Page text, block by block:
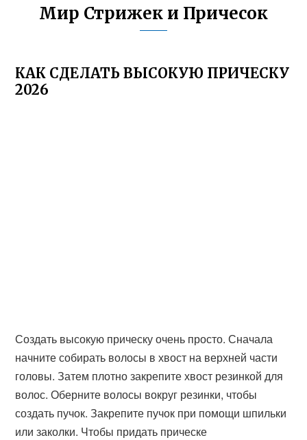
Мир Стрижек и Причесок
КАК СДЕЛАТЬ ВЫСОКУЮ ПРИЧЕСКУ
2026
Создать высокую прическу очень просто. Сначала
начните собирать волосы в хвост на верхней части
головы. Затем плотно закрепите хвост резинкой для
волос. Оберните волосы вокруг резинки, чтобы
создать пучок. Закрепите пучок при помощи шпильки
или заколки. Чтобы придать прическе